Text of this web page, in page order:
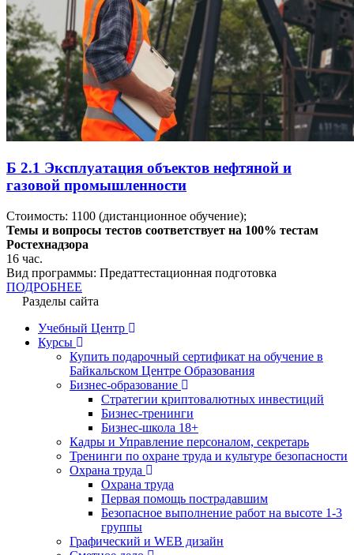
Б 2.1 Эксплуатация объектов нефтяной и
газовой промышленности
Стоимость: 1100 (дистанционное обучение);
Темы и вопросы тестов соответствует на 100% тестам
Ростехнадзора
16 час.
Вид программы: Предаттестационная подготовка
ПОДРОБНЕЕ
Разделы сайта
Учебный Центр
Курсы
Купить подарочный сертификат на обучение в
Байкальском Центре Образования
Бизнес-образование
Стратегии криптовалютных инвестиций
Бизнес-тренинги
Бизнес-школа 18+
Кадры и Управление персоналом, секретарь
Тренинги по охране труда и культуре безопасности
Охрана труда
Охрана труда
Первая помощь пострадавшим
Безопасное выполнение работ на высоте 1-3
группы
Графический и WEB дизайн